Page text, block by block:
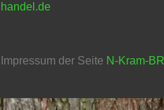
handel.de
Impressum der Seite N-Kram-